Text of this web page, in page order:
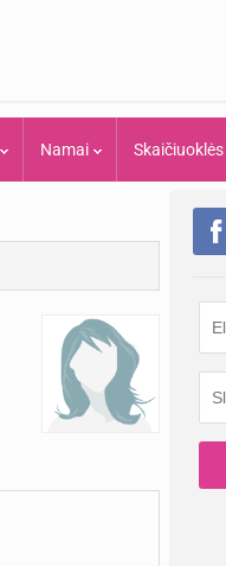
Namai Skaičiuoklės